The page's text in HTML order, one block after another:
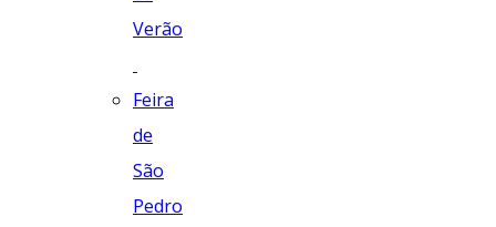
Verão
Feira
de
São
Pedro